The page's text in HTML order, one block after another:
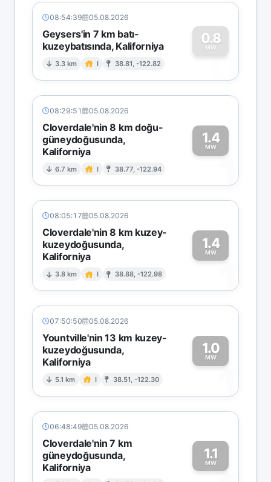
08:54:39 05.08.2026
Geysers'in 7 km batı-
kuzeybatısında, Kaliforniya
3.3 km I 38.81, -122.82
0.8
MW
0
08:29:51 05.08.2026
Cloverdale'nin 8 km doğu-
güneydoğusunda,
Kaliforniya
6.7 km I 38.77, -122.94
1.4
MW
1
08:05:17 05.08.2026
Cloverdale'nin 8 km kuzey-
kuzeydoğusunda,
Kaliforniya
3.8 km I 38.88, -122.98
1.4
MW
1
07:50:50 05.08.2026
Yountville'nin 13 km kuzey-
kuzeydoğusunda,
Kaliforniya
5.1 km I 38.51, -122.30
1.0
MW
1
06:48:49 05.08.2026
Cloverdale'nin 7 km
güneydoğusunda,
Kaliforniya
1.1
MW